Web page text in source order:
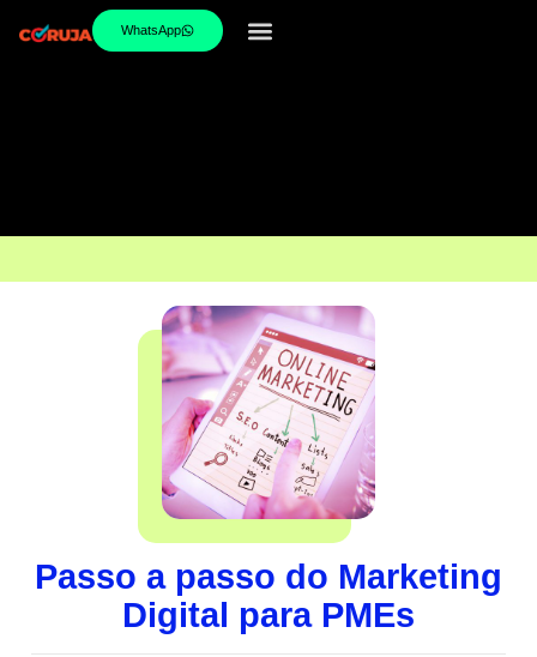
WhatsApp
Passo a passo do Marketing
Digital para PMEs